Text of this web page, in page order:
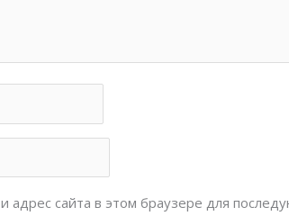
адрес сайта в этом браузере для